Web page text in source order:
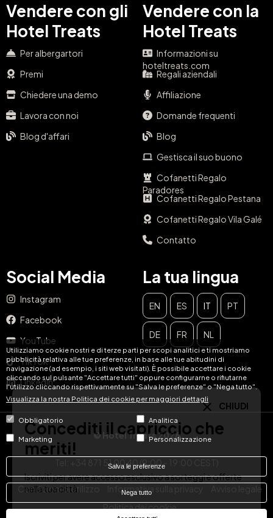
Utilizziamo cookie nostri e di terze parti per scopi analitici e ti mostriamo
pubblicità relativa alle tue preferenze, in base alle tue abitudini di
navigazione (ad esempio, i siti web visitati). È possibile accettare i cookie
cliccando sul pulsante "Accettare tutti" oppure configurarne o rifiutarne
l'utilizzo cliccando rispettivamente su "Salva le preferenze" o "Nega tutto".
Visualizza la nostra Politica dei cookie per maggiori dettagli
Obbligatorio Analitica
Marketing Personalizzazione
Salva le preferenze
Nega tutto
Vendere con gli
Hotel Treats
Per albergartori
Premi
Chiedere una demo
Lavora con noi
Blog d'affari
Vendere con la
Hotel Treats
Informazioni su
hoteltreats.com
Regali aziendali
Affiliazione
Domande frequenti
Blog
Gestisca il suo buono
Cofanetti Regalo
Paradores
Cofanetti Regalo Pestana
Cofanetti Regalo Vila Galé
Contatto
Social Media
Instagram
Facebook
YouTube
TikTok
LinkedIn
La tua lingua
EN ES IT PT
DE FR NL
© Hotel Treats 2026
Tel: +34 871 51 00 40 (9:00 - 19:00 CEST)
Condizioni di utilizzo Informativa sulla privacy
Avviso legale
Politica dei cookie
Concediti il capriccio che
meriti!
Iscriviti per avere accesso esclusivo a sorteggi e offerte
nella tua città.
Email